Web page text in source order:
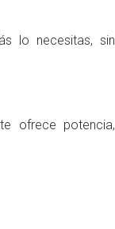
lo necesitas, sin
ofrece potencia,